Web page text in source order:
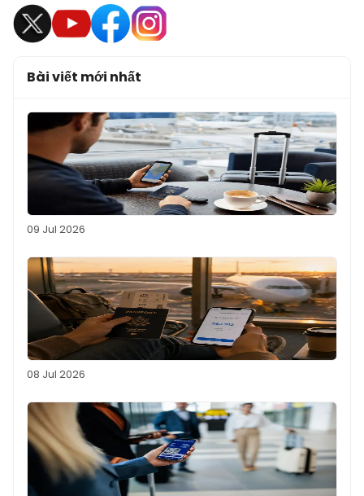
Bài viết mới nhất
09 Jul 2026
08 Jul 2026